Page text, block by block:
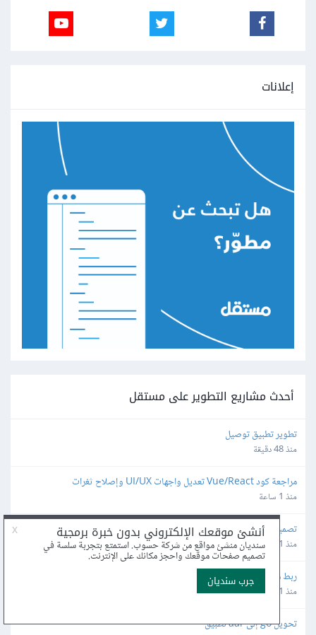
إعلانات
أحدث مشاريع التطوير على مستقل
تطوير تطبيق توصيل
منذ 48 دقيقة
مراجعة كود Vue/React تعديل واجهات UI/UX وإصلاح ثغرات
منذ 1 ساعة
مبنية على Laravel/Radius
منذ 1 ساعة
ربط متجر ووكومرس بشركة شحن API مع لوحة تحكم مخصصة
منذ 1 ساعة
تحويل go إلى aar تطبيق